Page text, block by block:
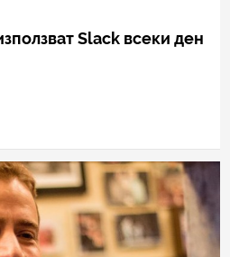
Slack всеки ден